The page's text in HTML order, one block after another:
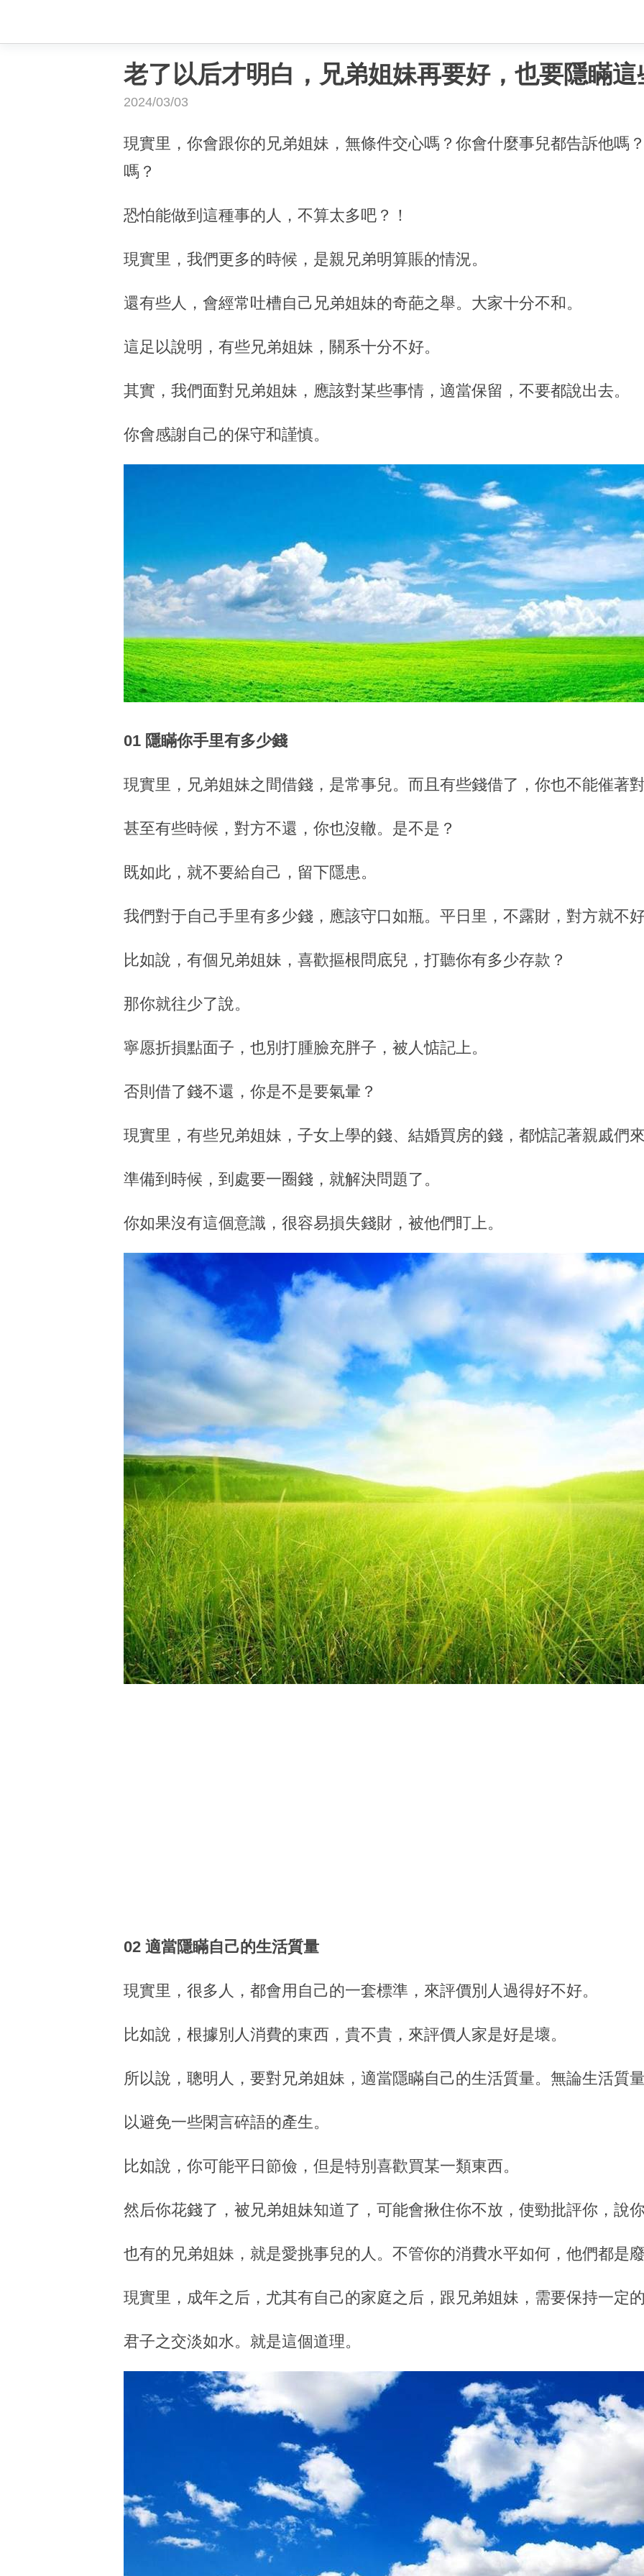
老了以后才明白，兄弟姐妹再要好，也要隱瞞
2024/03/03
現實里，你會跟你的兄弟姐妹，無條件交心嗎？你會什麼事兒都告訴他嗎
嗎？
恐怕能做到這種事的人，不算太多吧？！
現實里，我們更多的時候，是親兄弟明算賬的情況。
還有些人，會經常吐槽自己兄弟姐妹的奇葩之舉。大家十分不和。
這足以說明，有些兄弟姐妹，關系十分不好。
其實，我們面對兄弟姐妹，應該對某些事情，適當保留，不要都說出去。
你會感謝自己的保守和謹慎。
01 隱瞞你手里有多少錢
現實里，兄弟姐妹之間借錢，是常事兒。而且有些錢借了，你也不能催著
甚至有些時候，對方不還，你也沒轍。是不是？
既如此，就不要給自己，留下隱患。
我們對于自己手里有多少錢，應該守口如瓶。平日里，不露財，對方就不
比如說，有個兄弟姐妹，喜歡摳根問底兒，打聽你有多少存款？
那你就往少了說。
寧愿折損點面子，也別打腫臉充胖子，被人惦記上。
否則借了錢不還，你是不是要氣暈？
現實里，有些兄弟姐妹，子女上學的錢、結婚買房的錢，都惦記著親戚們
準備到時候，到處要一圈錢，就解決問題了。
你如果沒有這個意識，很容易損失錢財，被他們盯上。
02 適當隱瞞自己的生活質量
現實里，很多人，都會用自己的一套標準，來評價別人過得好不好。
比如說，根據別人消費的東西，貴不貴，來評價人家是好是壞。
所以說，聰明人，要對兄弟姐妹，適當隱瞞自己的生活質量。無論生活質
以避免一些閑言碎語的產生。
比如說，你可能平日節儉，但是特別喜歡買某一類東西。
然后你花錢了，被兄弟姐妹知道了，可能會揪住你不放，使勁批評你，說
也有的兄弟姐妹，就是愛挑事兒的人。不管你的消費水平如何，他們都是
現實里，成年之后，尤其有自己的家庭之后，跟兄弟姐妹，需要保持一定
君子之交淡如水。就是這個道理。